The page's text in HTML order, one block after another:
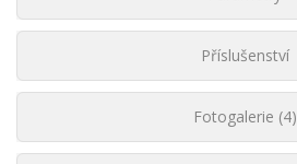
Příslušenství
Fotogalerie (4)